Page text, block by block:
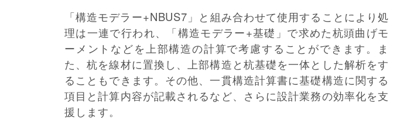
「構造モデラー+NBUS7」と組み合わせて使用することにより処
理は一連で行われ、「構造モデラー+基礎」で求めた杭頭曲げモ
ーメントなどを上部構造の計算で考慮することができます。ま
た、杭を線材に置換し、上部構造と杭基礎を一体とした解析をす
ることもできます。その他、一貫構造計算書に基礎構造に関する
項目と計算内容が記載されるなど、さらに設計業務の効率化を支
援します。